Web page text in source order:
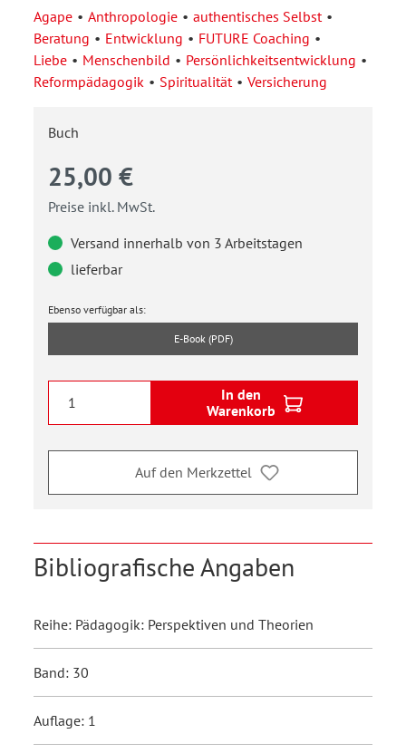
Agape Anthropologie
authentisches Selbst
Beratung
Entwicklung
FUTURE Coaching
Liebe
Menschenbild
Persönlichkeitsentwicklung
Reformpädagogik
Spiritualität Versicherung
Buch
25,00 €
Preise inkl. MwSt.
Versand innerhalb von 3 Arbeitstagen
lieferbar
Ebenso verfügbar als:
E-Book (PDF)
In den
Warenkorb
Auf den Merkzettel
Bibliografische Angaben
Reihe: Pädagogik: Perspektiven und Theorien
Band: 30
Auflage: 1